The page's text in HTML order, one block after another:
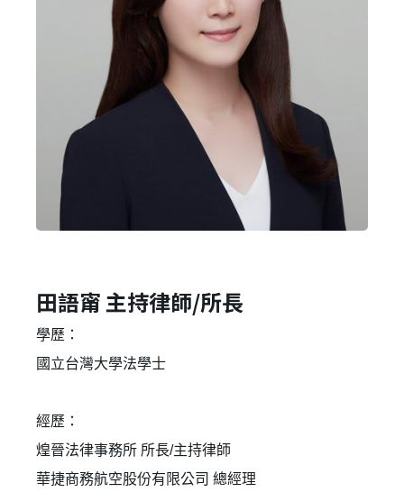
田語甯 主持律師/所長
學歷：
國立台灣大學法學士
經歷：
煌晉法律事務所 所長/主持律師
華捷商務航空股份有限公司 總經理